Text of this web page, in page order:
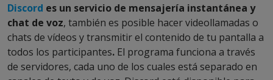
Discord es un servicio de mensajería instantánea y
chat de voz, también es posible hacer videollamadas o
chats de vídeos y transmitir el contenido de tu pantalla a
todos los participantes. El programa funciona a través
de servidores, cada uno de los cuales está separado en